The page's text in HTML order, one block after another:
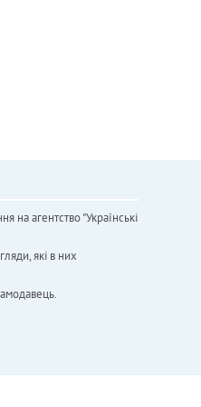
на агентство "Українськi
які в них